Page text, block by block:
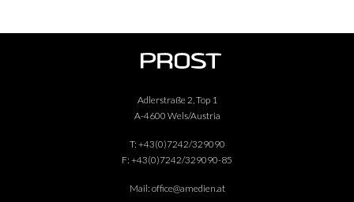
Adlerstraße 2, Top 1
A-4600 Wels/Austria
T: +43(0)7242/329090
F: +43(0)7242/329090-85
Mail: office@amedien.at